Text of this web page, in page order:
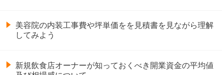
美容院の内装工事費や坪単価をを見積書を見ながら理解
してみよう
新規飲食店オーナーが知っておくべき開業資金の平均値